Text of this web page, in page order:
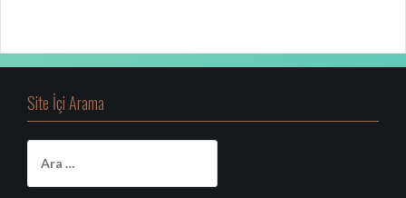
Site İçi Arama
a